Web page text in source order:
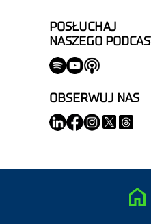
POSŁUCHAJ
NASZEGO
OBSERWUJ NAS